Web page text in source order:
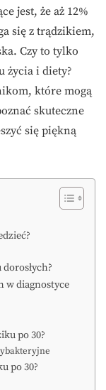
jest, że aż 12%
się z trądzikiem,
Czy to tylko
życia i diety?
które mogą
skuteczne
się piękną
w diagnostyce
po 30?
po 30?